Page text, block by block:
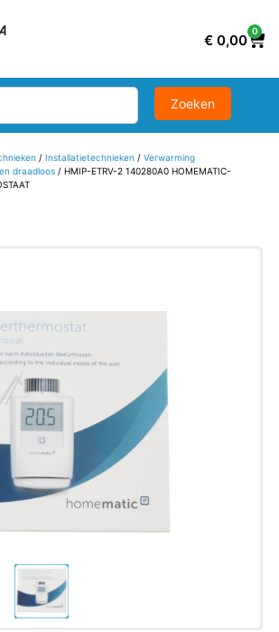
€ 0,00
0
/ Installatietechnieken / Verwarming
draadloos/ HMIP-ETRV-2 140280A0 HOMEMATIC-